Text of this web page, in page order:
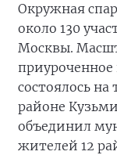
Окружная
около 130
Москвы.
состоялось
районе
объединил
жителей 12